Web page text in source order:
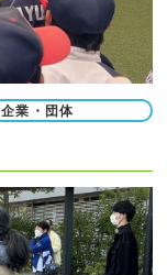
企業・団体